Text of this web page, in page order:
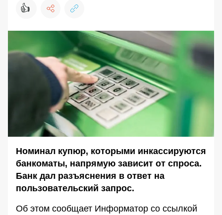
👍
Номинал купюр, которыми инкассируются
банкоматы, напрямую зависит от спроса.
Банк дал разъяснения в ответ на
пользовательский запрос.
Об этом сообщает Информатор со ссылкой